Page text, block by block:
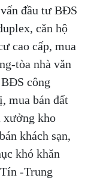
đầu tư BĐS
căn hộ
cao cấp, mua
tòa nhà văn
công
mua bán đất
xưởng kho
khách sạn,
khó khăn
-Trung